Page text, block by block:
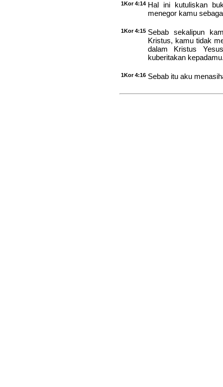
1Kor 4:14 Hal ini kutuliskan
menegor kamu
1Kor 4:15 Sebab sekalipun
Kristus, kamu tidak
dalam Kristus
kuberitakan
1Kor 4:16 Sebab itu aku